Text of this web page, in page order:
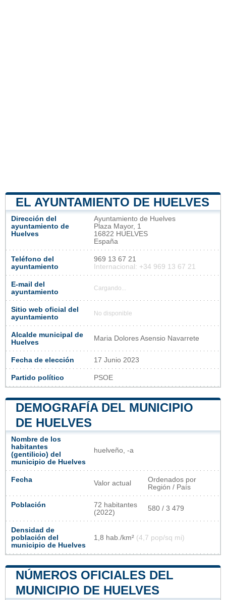
EL AYUNTAMIENTO DE HUELVES
Dirección del
ayuntamiento de
Huelves
Ayuntamiento de Huelves
Plaza Mayor, 1
16822 HUELVES
España
Teléfono del
ayuntamiento
969 13 67 21
Internacional: +34 969 13 67 21
E-mail del
ayuntamiento
Cargando...
Sitio web oficial del
ayuntamiento
No disponible
Alcalde municipal de
Huelves
Maria Dolores Asensio Navarrete
Fecha de elección 17 Junio 2023
Partido político PSOE
DEMOGRAFÍA DEL MUNICIPIO
DE HUELVES
Nombre de los
habitantes
(gentilicio) del
municipio de Huelves
huelveño, -a
Fecha Valor actual
Ordenados por
Región / País
Población
72 habitantes
(2022)
580 / 3 479
Densidad de
población del
municipio de Huelves
1,8 hab./km² (4,7 pop/sq mi)
NÚMEROS OFICIALES DEL
MUNICIPIO DE HUELVES